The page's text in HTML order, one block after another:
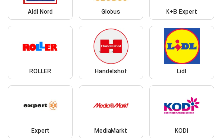
Aldi Nord Globus K+B Expert
ROLLER Handelshof Lidl
Expert MediaMarkt KODi